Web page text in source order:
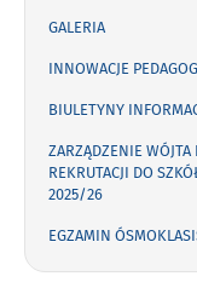
GALERIA
INNOWACJE
BIULETYNY
ZARZĄDZENIE
REKRUTACJI DO
2025/26
EGZAMIN